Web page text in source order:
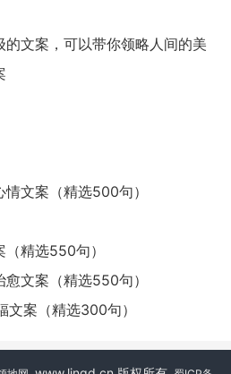
骨，你就是那600多块肌肉，
咀嚼不完对你的爱。
，我给你的爱一如既往，光洁
，你是我难以免疫的抗体。
贫血缺铁，我缺你。
的心波，不再有节律。
文案，可以带你领略人间的美
文案（精选500句）
精选550句）
文案（精选550句）
案（精选300句）